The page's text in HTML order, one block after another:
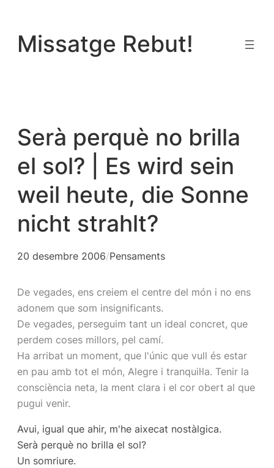
contingut
Missatge Rebut!
Serà perquè no brilla
el sol? | Es wird sein
weil heute, die Sonne
nicht strahlt?
20 desembre 2006/Pensaments
De vegades, ens creiem el centre del món i no ens
adonem que som insignificants.
De vegades, perseguim tant un ideal concret, que
perdem coses millors, pel camí.
Ha arribat un moment, que l'únic que vull és estar
en pau amb tot el món, Alegre i tranquil·la. Tenir la
consciència neta, la ment clara i el cor obert al que
pugui venir.
Avui, igual que ahir, m'he aixecat nostàlgica.
Serà perquè no brilla el sol?
Un somriure.